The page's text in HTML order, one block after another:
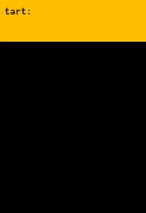
tart: